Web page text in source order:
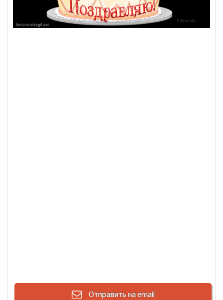
Отправить на email